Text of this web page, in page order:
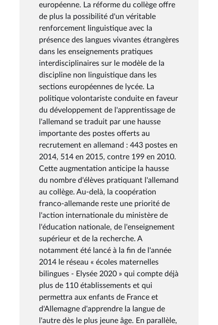
européenne. La réforme du collège offre
de plus la possibilité d'un véritable
renforcement linguistique avec la
présence des langues vivantes étrangères
dans les enseignements pratiques
interdisciplinaires sur le modèle de la
discipline non linguistique dans les
sections européennes de lycée. La
politique volontariste conduite en faveur
du développement de l'apprentissage de
l'allemand se traduit par une hausse
importante des postes offerts au
recrutement en allemand : 443 postes en
2014, 514 en 2015, contre 199 en 2010.
Cette augmentation anticipe la hausse
du nombre d'élèves pratiquant l'allemand
au collège. Au-delà, la coopération
franco-allemande reste une priorité de
l'action internationale du ministère de
l'éducation nationale, de l'enseignement
supérieur et de la recherche. A
notamment été lancé à la fin de l'année
2014 le réseau « écoles maternelles
bilingues - Elysée 2020 » qui compte déjà
plus de 110 établissements et qui
permettra aux enfants de France et
d'Allemagne d'apprendre la langue de
l'autre dès le plus jeune âge. En parallèle,